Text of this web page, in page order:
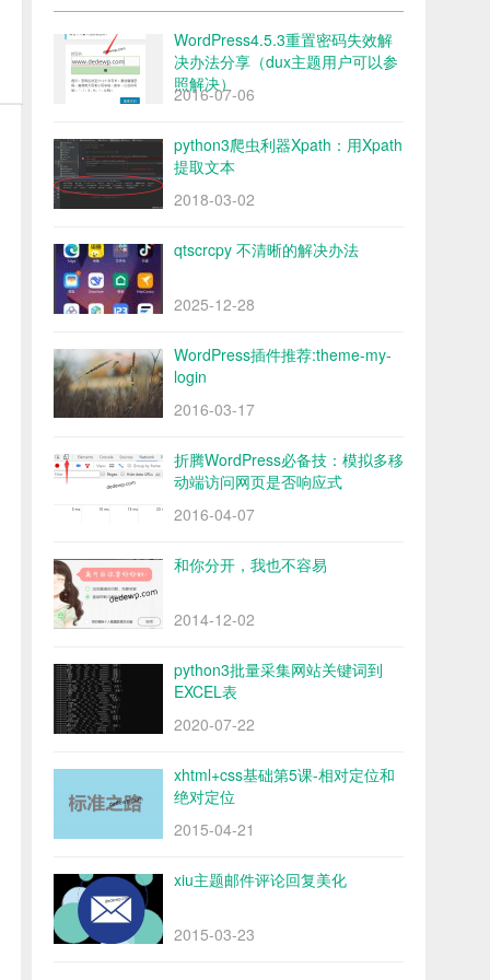
WordPress4.5.3重置密码失效解
决办法分享（dux主题用户可以参
照解决）
2016-07-06
python3爬虫利器Xpath：用Xpath
提取文本
2018-03-02
qtscrcpy 不清晰的解决办法
2025-12-28
WordPress插件推荐:theme-my-
login
2016-03-17
折腾WordPress必备技：模拟多移
动端访问网页是否响应式
2016-04-07
和你分开，我也不容易
2014-12-02
python3批量采集网站关键词到
EXCEL表
2020-07-22
xhtml+css基础第5课-相对定位和
绝对定位
2015-04-21
xiu主题邮件评论回复美化
2015-03-23